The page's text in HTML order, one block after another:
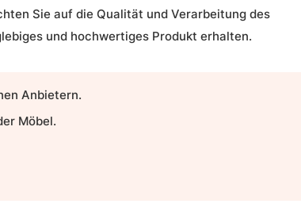
Sie auf die Qualität und Verarbeitung des
und hochwertiges Produkt erhalten.
Anbietern.
Möbel.